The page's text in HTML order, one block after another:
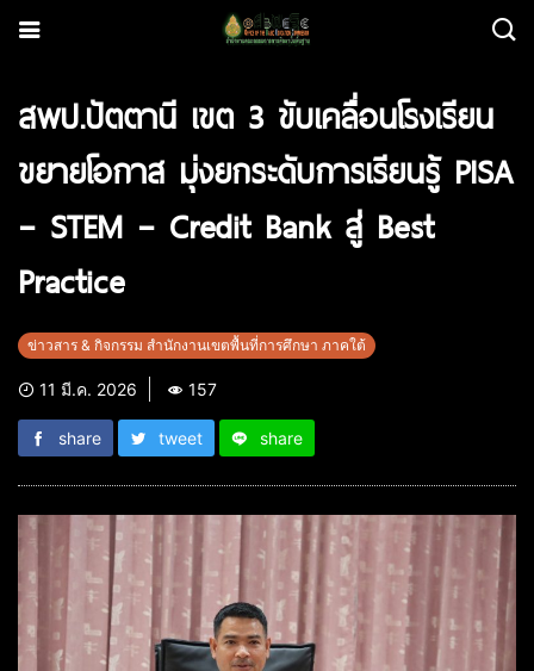
สพป.ปัตตานี เขต 3 ขับเคลื่อนโรงเรียน
ขยายโอกาส มุ่งยกระดับการเรียนรู้ PISA
– STEM – Credit Bank สู่ Best
Practice
ข่าวสาร & กิจกรรม สำนักงานเขตพื้นที่การศึกษา ภาคใต้
11 มี.ค. 2026 157
share tweet share